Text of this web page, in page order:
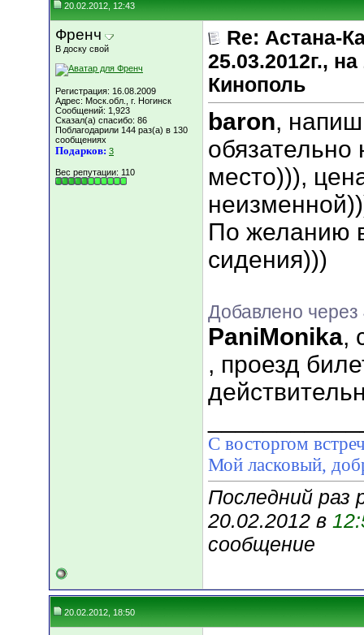
20.02.2012, 12:43
Френч
В доску свой
Регистрация: 16.08.2009
Адрес: Моск.обл., г. Ногинск
Сообщений: 1,923
Сказал(а) спасибо: 86
Поблагодарили 144 раз(а) в 130
сообщениях
Подарков: 3
Вес репутации: 110
Re: Астана-
25.03.2012г.,
Кинополь
baron,
место))),
По желанию
сидения)))
Добавлено
PaniMonika,
, проезд
С восторгом
Мой ласковый,
Последний раз
20.02.2012 в
сообщение
20.02.2012, 18:50